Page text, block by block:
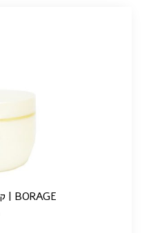
BORAGE | קרם סרום | 300 מ"ל